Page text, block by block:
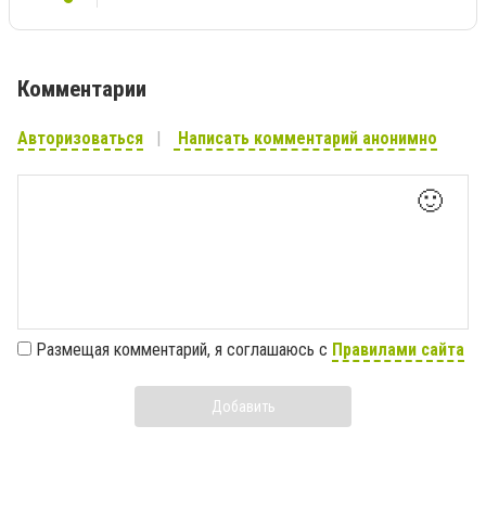
Комментарии
Авторизоваться Написать комментарий анонимно
🙂
Размещая комментарий, я соглашаюсь с Правилами сайта
Добавить